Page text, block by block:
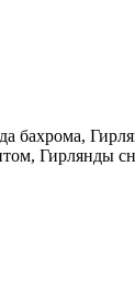
бахрома,
Гирлянды